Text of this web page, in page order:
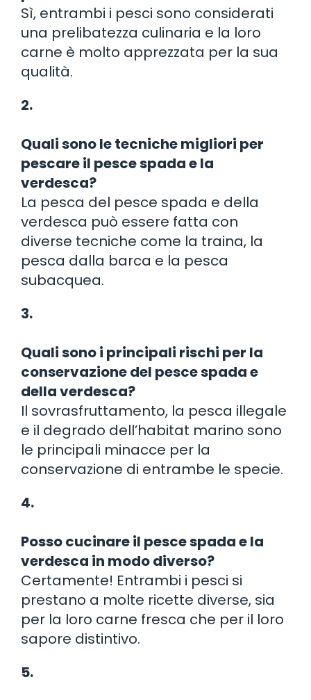
Sì, entrambi i pesci sono considerati
una prelibatezza culinaria e la loro
carne è molto apprezzata per la sua
qualità.
2.
Quali sono le tecniche migliori per
pescare il pesce spada e la
verdesca?
La pesca del pesce spada e della
verdesca può essere fatta con
diverse tecniche come la traina, la
pesca dalla barca e la pesca
subacquea.
3.
Quali sono i principali rischi per la
conservazione del pesce spada e
della verdesca?
Il sovrasfruttamento, la pesca illegale
e il degrado dell’habitat marino sono
le principali minacce per la
conservazione di entrambe le specie.
4.
Posso cucinare il pesce spada e la
verdesca in modo diverso?
Certamente! Entrambi i pesci si
prestano a molte ricette diverse, sia
per la loro carne fresca che per il loro
sapore distintivo.
5.